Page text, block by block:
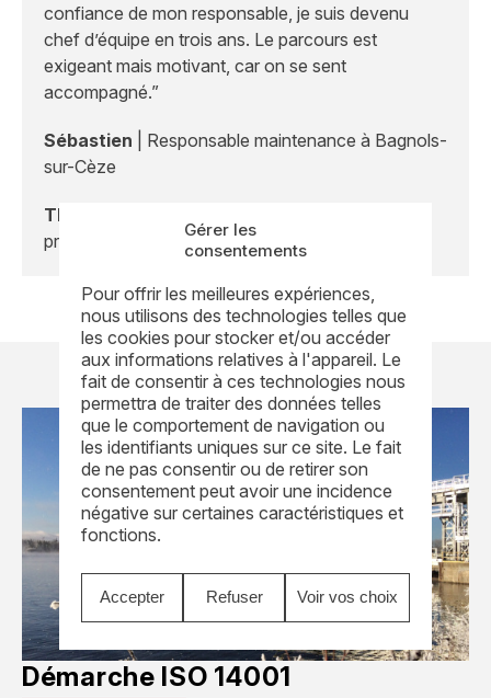
Gérer les
consentements
Pour offrir les meilleures expériences,
nous utilisons des technologies telles que
les cookies pour stocker et/ou accéder
aux informations relatives à l'appareil. Le
fait de consentir à ces technologies nous
permettra de traiter des données telles
que le comportement de navigation ou
les identifiants uniques sur ce site. Le fait
de ne pas consentir ou de retirer son
consentement peut avoir une incidence
négative sur certaines caractéristiques et
fonctions.
Accepter Refuser Voir vos choix
confiance de mon responsable, je suis devenu
chef d’équipe en trois ans. Le parcours est
exigeant mais motivant, car on se sent
accompagné.”
Sébastien | Responsable maintenance à Bagnols-
sur-Cèze
Thématique
professionnelle
Démarche ISO 14001